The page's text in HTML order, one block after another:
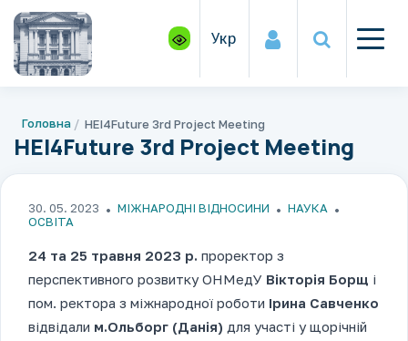
Укр
Головна HEI4Future 3rd Project Meeting
HEI4Future 3rd Project Meeting
30. 05. 2023 МІЖНАРОДНІ ВІДНОСИНИ
НАУКА
ОСВІТА
24 та 25 травня 2023 р. проректор з
перспективного розвитку ОНМедУ Вікторія Борщ і
пом. ректора з міжнародної роботи Ірина Савченко
відвідали м.Ольборг (Данія) для участі у щорічній